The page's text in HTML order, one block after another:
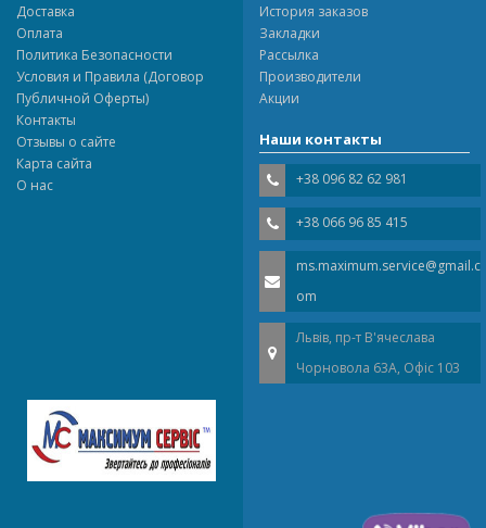
Доставка
Оплата
Политика Безопасности
Условия и Правила (Договор
Публичной Оферты)
Контакты
Отзывы о сайте
Карта сайта
О нас
История заказов
Закладки
Рассылка
Производители
Акции
Наши контакты
+38 096 82 62 981
+38 066 96 85 415
ms.maximum.service@gmail.c
om
Львів, пр-т В'ячеслава
Чорновола 63A, Офіс 103